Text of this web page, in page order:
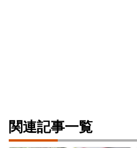
関連記事一覧